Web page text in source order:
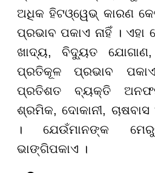
ଅଧିକ ହିଟଓ୍ୱେଭ୍ କାରଣ
ପ୍ରଭାବ ପକାଏ ନାହିଁ । ଏହା
ଖାଦ୍ୟ, ବିଦ୍ୟୁତ
ପ୍ରତିକୂଳ ପ୍ରଭାବ
ପ୍ରତିଶତ ବ୍ୟକ୍ତି
ଶ୍ରମିକ, ଦୋକାନୀ,
। ଯେଉଁମାନଙ୍କ
ଭାଙ୍ଗିପକାଏ ।